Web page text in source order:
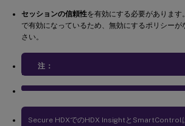
セッションの信頼性を有効にする必要があります
で有効になっているため、無効にするポリシー
さい。
注：
Secure HDXでのHDX InsightとSmartControl